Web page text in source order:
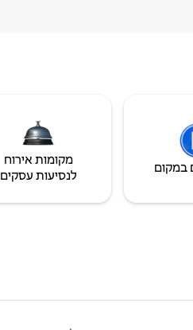
במקום
מקומות אירוח
לנסיעות עסקים